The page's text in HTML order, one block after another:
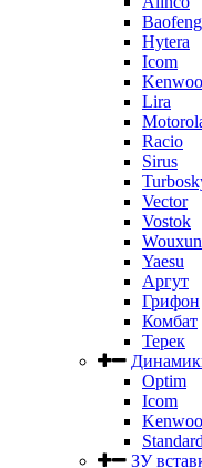
Baofeng
Hytera
Icom
Lira
Racio
Sirus
Vector
Vostok
Wouxun
Yaesu
Аргут
Грифон
Комбат
Терек
Optim
Icom
ЗУ